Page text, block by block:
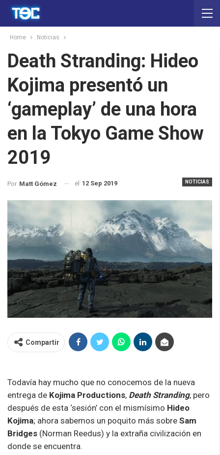
Home Noticias
Death Stranding: Hideo
Kojima presentó un
‘gameplay’ de una hora
en la Tokyo Game Show
2019
NOTICIAS
Por Matt Gómez el 12 Sep 2019
Compartir
Todavía hay mucho que no conocemos de la nueva
entrega de Kojima Productions, Death Stranding, pero
después de esta ‘sesión’ con el mismísimo Hideo
Kojima; ahora sabemos un poquito más sobre Sam
Bridges (Norman Reedus) y la extraña civilización en
donde se encuentra.